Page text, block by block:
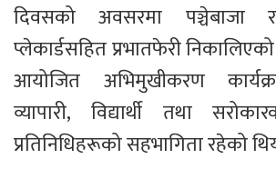
दिवसको अवसरमा
प्लेकार्डसहित प्रभातफेरी
आयोजित अभिमुखीकरण
व्यापारी, विद्यार्थी तथा
प्रतिनिधिहरूको सहभागिता रहेको